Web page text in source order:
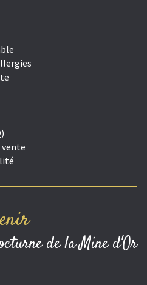
de la Mine d'Or